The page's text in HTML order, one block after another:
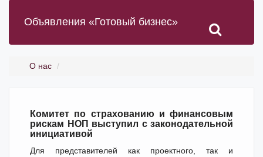
Объявления «Готовый бизнес»
О нас
Комитет по страхованию и финансовым
рискам НОП выступил с законодательной
инициативой
Для представителей как проектного, так и